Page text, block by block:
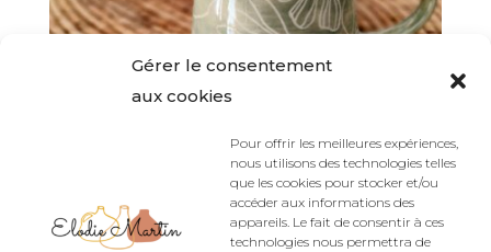
Gérer le consentement
aux cookies
Pour offrir les meilleures expériences,
nous utilisons des technologies telles
que les cookies pour stocker et/ou
accéder aux informations des
appareils. Le fait de consentir à ces
technologies nous permettra de
Mug – « Lumière végétale »
38,00€